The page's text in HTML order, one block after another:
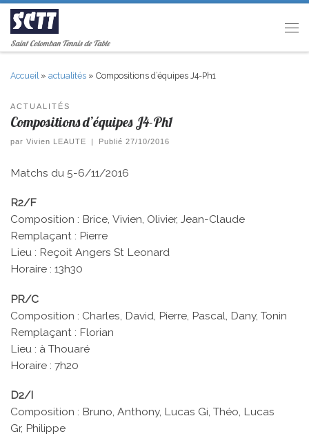
Passer au contenu
Saint Colomban Tennis de Table
Accueil » actualités » Compositions d’équipes J4-Ph1
ACTUALITÉS
Compositions d’équipes J4-Ph1
par Vivien LEAUTE | Publié 27/10/2016
Matchs du 5-6/11/2016
R2/F
Composition : Brice, Vivien, Olivier, Jean-Claude
Remplaçant : Pierre
Lieu : Reçoit Angers St Leonard
Horaire : 13h30
PR/C
Composition : Charles, David, Pierre, Pascal, Dany, Tonin
Remplaçant : Florian
Lieu : à Thouaré
Horaire : 7h20
D2/I
Composition : Bruno, Anthony, Lucas Gi, Théo, Lucas
Gr, Philippe